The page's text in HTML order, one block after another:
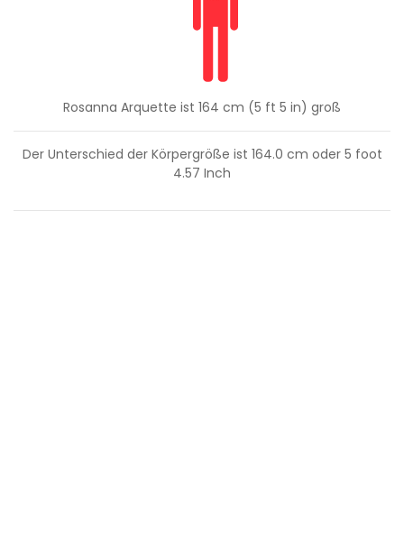
Rosanna Arquette ist 164 cm (5 ft 5 in) groß
Der Unterschied der Körpergröße ist 164.0 cm oder 5 foot
4.57 Inch